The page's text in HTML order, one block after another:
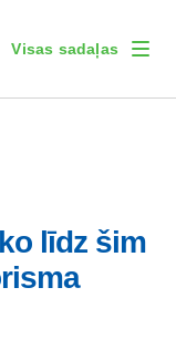
Visas sadaļas
līdz šim